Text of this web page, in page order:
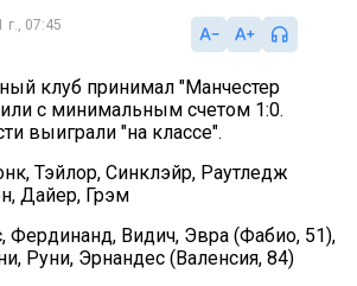
г., 07:45
клуб принимал "Манчестер
с минимальным счетом 1:0.
выиграли "на классе".
Тэйлор, Синклэйр, Раутледж
Дайер, Грэм
Видич, Эвра (Фабио, 51),
Руни, Эрнандес (Валенсия, 84)